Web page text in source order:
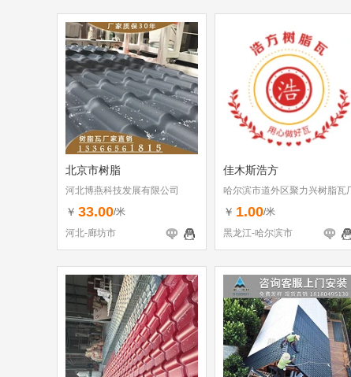
北京市树脂
河北博燕科技发展有限公司
￥ 33.00/米
河北-廊坊市
佳木斯浩方
哈尔滨市道外区聚力兴树脂瓦
￥ 1.00/米
黑龙江-哈尔滨市